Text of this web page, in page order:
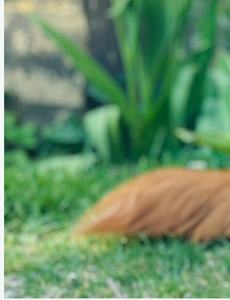
Udstilling
Udstillingsudvalgets dokumenter
Årets hunde
Dual Spor
Dual Jagt
Dual Workingtest
How to enter my foreign dog
Spor
Klubbens sporprøver
Sporudvalgets dokumenter
Årets sportoller
Dual Spor
How to enter my foreign dog
Kalender